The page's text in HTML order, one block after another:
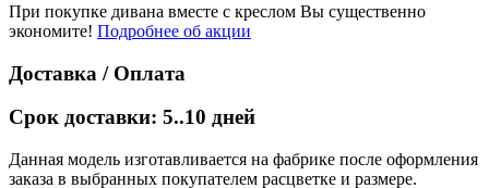
При покупке дивана вместе с креслом Вы существенно
экономите! Подробнее об акции
Доставка / Оплата
Срок доставки: 5..10 дней
Данная модель изготавливается на фабрике после оформления
заказа в выбранных покупателем расцветке и размере.